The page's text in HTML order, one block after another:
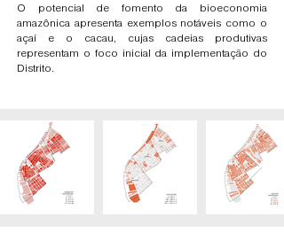
O potencial de fomento da bioeconomia
amazônica apresenta exemplos notáveis como o
açaí e o cacau, cujas cadeias produtivas
representam o foco inicial da implementação do
Distrito.